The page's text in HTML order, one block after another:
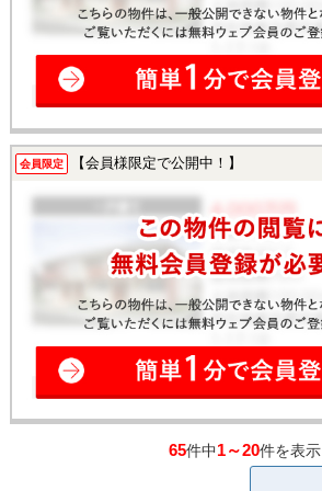
会員限定 【会員様限定で公開中！】
65件中1～20件を表示